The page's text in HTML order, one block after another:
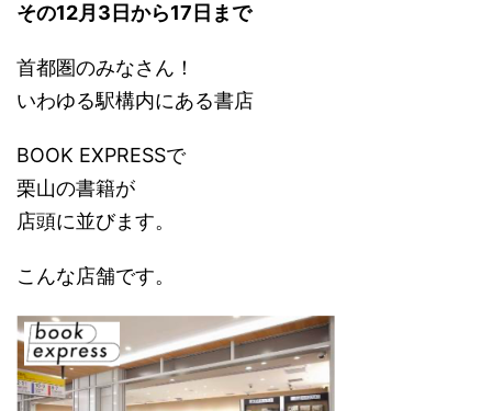
その12月3日から17日まで
首都圏のみなさん！
いわゆる駅構内にある書店
BOOK EXPRESSで
栗山の書籍が
店頭に並びます。
こんな店舗です。